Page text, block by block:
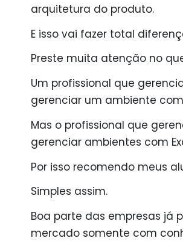
arquitetura do produto.
E isso vai fazer total
Preste muita atenção no
Um profissional que
gerenciar um ambiente
Mas o profissional que
gerenciar ambientes com
Por isso recomendo meus
Simples assim.
Boa parte das empresas já
mercado somente com